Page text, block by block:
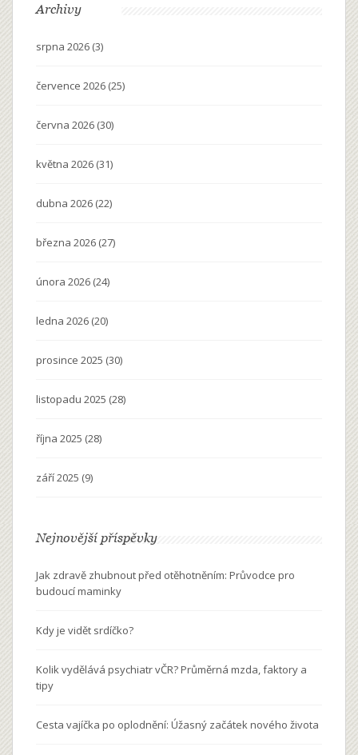
Archivy
srpna 2026 (3)
července 2026 (25)
června 2026 (30)
května 2026 (31)
dubna 2026 (22)
března 2026 (27)
února 2026 (24)
ledna 2026 (20)
prosince 2025 (30)
listopadu 2025 (28)
října 2025 (28)
září 2025 (9)
Nejnovější příspěvky
Jak zdravě zhubnout před otěhotněním: Průvodce pro
budoucí maminky
Kdy je vidět srdíčko?
Kolik vydělává psychiatr vČR? Průměrná mzda, faktory a
tipy
Cesta vajíčka po oplodnění: Úžasný začátek nového života